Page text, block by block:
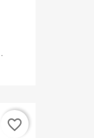
favorite_border